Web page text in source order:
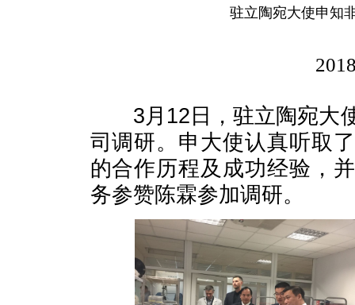
驻立陶宛大使申知
3月12日，驻立陶宛大使
司调研。申大使认真听取
的合作历程及成功经验，
务参赞陈霖参加调研。